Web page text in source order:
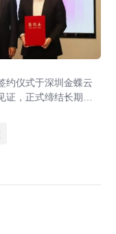
约仪式于深圳金蝶云
，正式缔结长期战